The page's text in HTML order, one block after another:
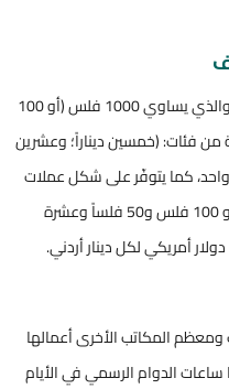
العملة الرسمية للبلاد هي الدينار الأردني، والذي يساوي 1000 فلس (أو 100
فئات: (خمسين ديناراً؛ وعشرين
واحد، كما يتوفّر على شكل عملات
معدنية من فئات: (نصف دينار؛ وربع دينار؛ و 100 فلس و50 فلساً وعشرة
ومعظم المكاتب الأخرى أعمالها
الدوام الرسمي في الأيام